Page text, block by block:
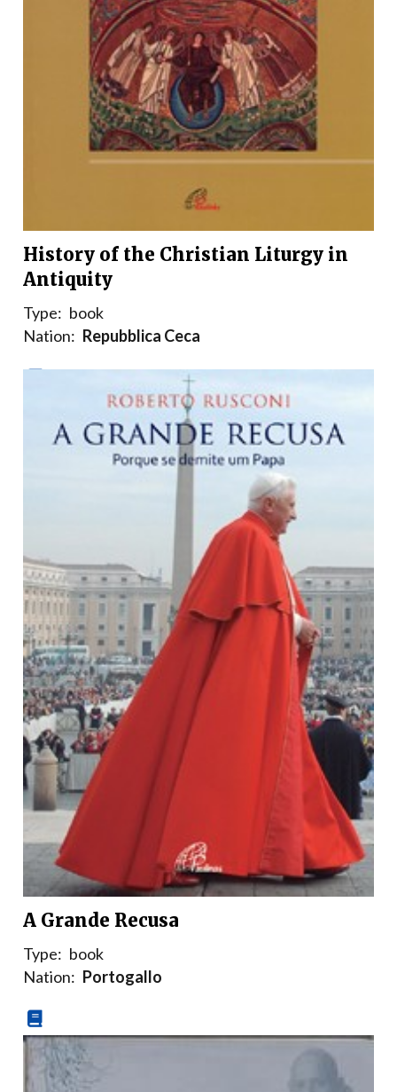
History of the Christian Liturgy in
Antiquity
Type: book
Nation: Repubblica Ceca
A Grande Recusa
Type: book
Nation: Portogallo